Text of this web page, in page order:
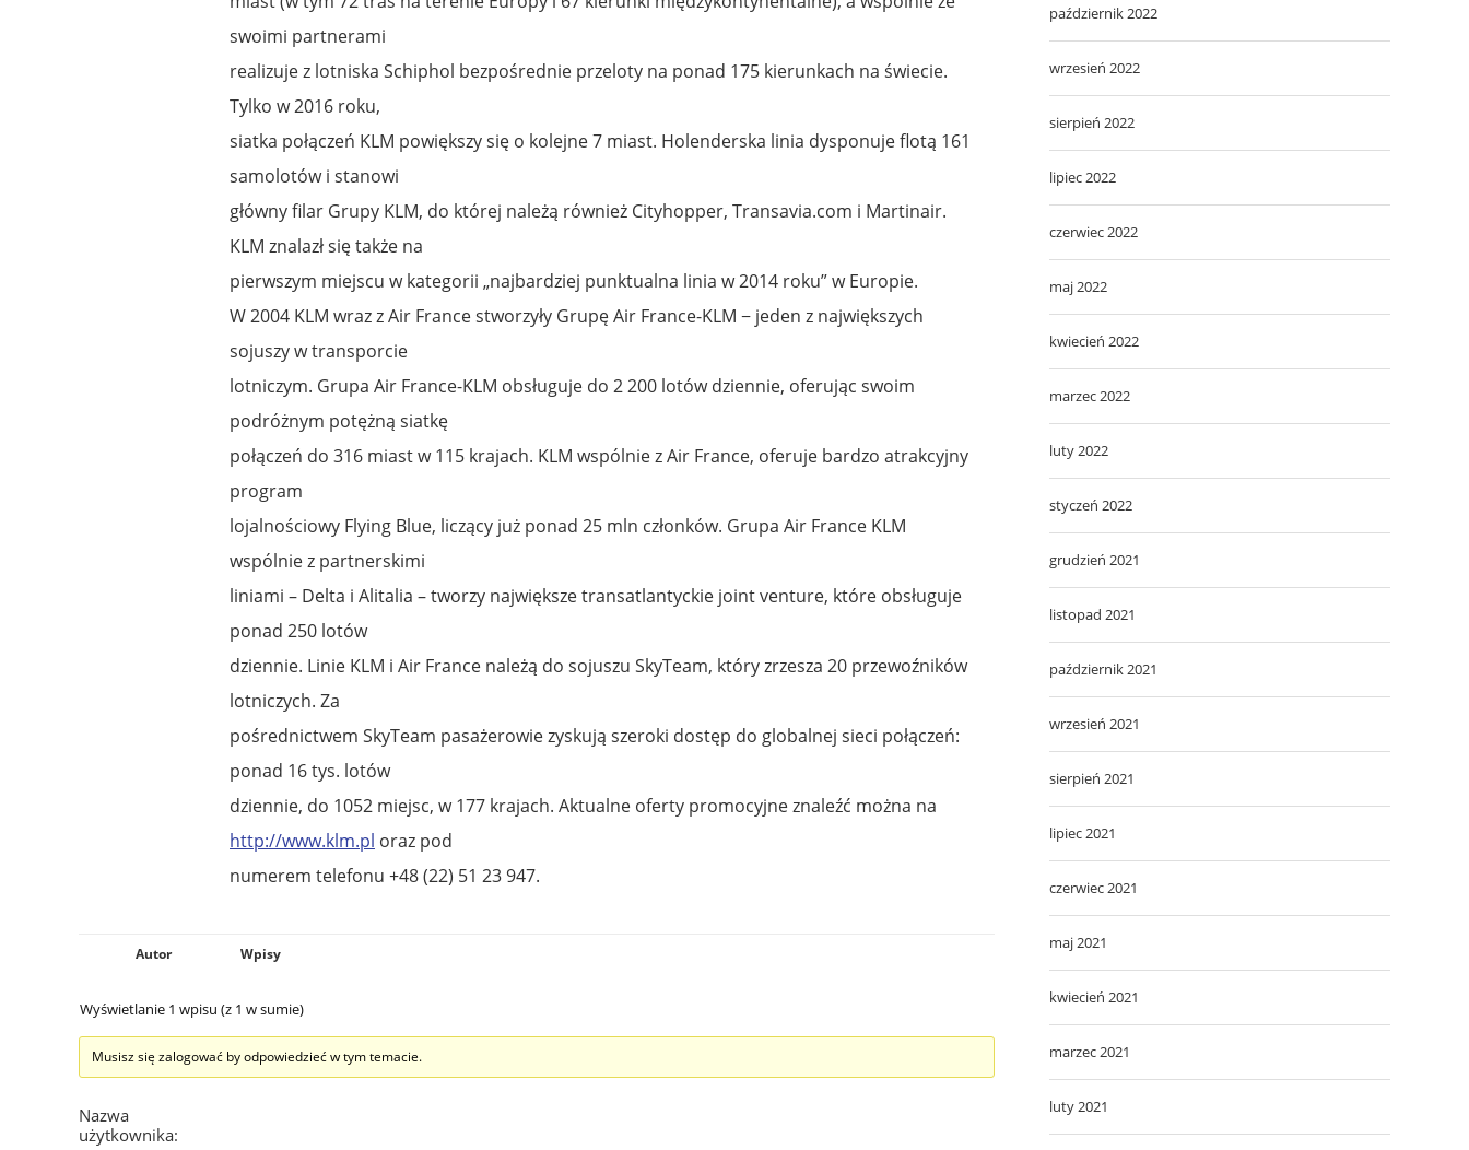
swoimi partnerami
realizuje z lotniska Schiphol bezpośrednie przeloty na ponad 175 kierunkach na świecie.
Tylko w 2016 roku,
siatka połączeń KLM powiększy się o kolejne 7 miast. Holenderska linia dysponuje flotą 161
samolotów i stanowi
główny filar Grupy KLM, do której należą również Cityhopper, Transavia.com i Martinair.
KLM znalazł się także na
pierwszym miejscu w kategorii „najbardziej punktualna linia w 2014 roku” w Europie.
W 2004 KLM wraz z Air France stworzyły Grupę Air France-KLM − jeden z największych
sojuszy w transporcie
lotniczym. Grupa Air France-KLM obsługuje do 2 200 lotów dziennie, oferując swoim
podróżnym potężną siatkę
połączeń do 316 miast w 115 krajach. KLM wspólnie z Air France, oferuje bardzo atrakcyjny
program
lojalnościowy Flying Blue, liczący już ponad 25 mln członków. Grupa Air France KLM
wspólnie z partnerskimi
liniami – Delta i Alitalia – tworzy największe transatlantyckie joint venture, które obsługuje
ponad 250 lotów
dziennie. Linie KLM i Air France należą do sojuszu SkyTeam, który zrzesza 20 przewoźników
lotniczych. Za
pośrednictwem SkyTeam pasażerowie zyskują szeroki dostęp do globalnej sieci połączeń:
ponad 16 tys. lotów
dziennie, do 1052 miejsc, w 177 krajach. Aktualne oferty promocyjne znaleźć można na
http://www.klm.pl oraz pod
numerem telefonu +48 (22) 51 23 947.
Autor Wpisy
Wyświetlanie 1 wpisu (z 1 w sumie)
Musisz się zalogować by odpowiedzieć w tym temacie.
Nazwa
użytkownika:
październik 2022
wrzesień 2022
sierpień 2022
lipiec 2022
czerwiec 2022
maj 2022
kwiecień 2022
marzec 2022
luty 2022
styczeń 2022
grudzień 2021
listopad 2021
październik 2021
wrzesień 2021
sierpień 2021
lipiec 2021
czerwiec 2021
maj 2021
kwiecień 2021
marzec 2021
luty 2021